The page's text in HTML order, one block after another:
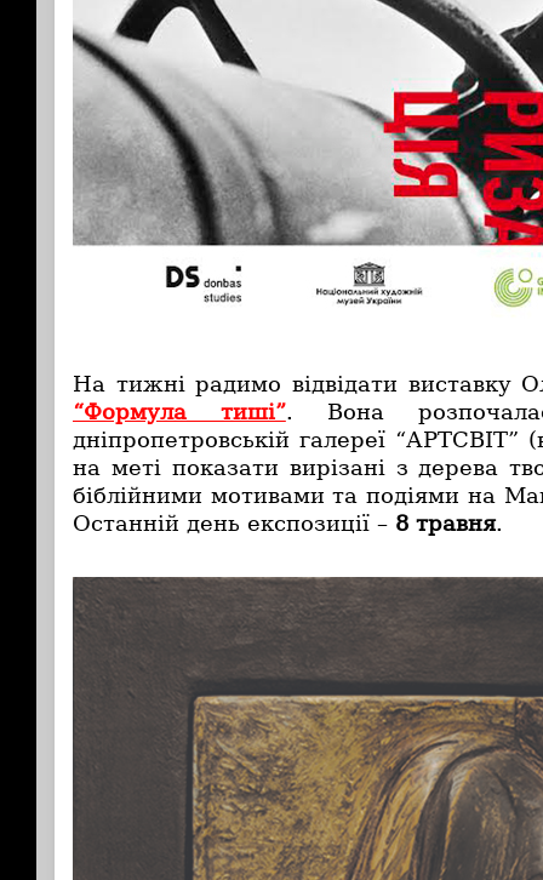
На тижні радимо відвідати виставку
“Формула тиші”. Вона
дніпропетровській галереї
на меті показати вирізані з дерева
біблійними мотивами та подіями на
Останній день експозиції – 8 травня.